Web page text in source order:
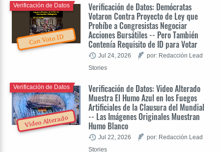
Con Voto ID
Verificación de Datos: Demócratas
Votaron Contra Proyecto de Ley que
Prohíbe a Congresistas Negociar
Acciones Bursátiles -- Pero También
Contenía Requisito de ID para Votar
Verificación de Datos
Jul 24, 2026
por: Redacción Lead
Stories
Video Alterado
Verificación de Datos: Video Alterado
Muestra El Humo Azul en los Fuegos
Artificiales de la Clausura del Mundial
-- Las Imágenes Originales Muestran
Humo Blanco
Verificación de Datos
Jul 22, 2026
por: Redacción Lead
Stories